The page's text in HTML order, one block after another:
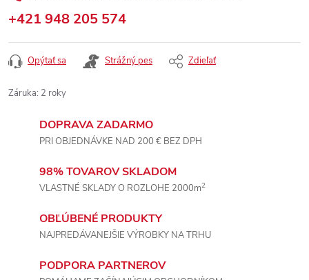
+421 948 205 574
Opýtať sa Strážný pes Zdieľať
Záruka: 2 roky
DOPRAVA ZADARMO
PRI OBJEDNÁVKE NAD 200 € BEZ DPH
98% TOVAROV SKLADOM
VLASTNÉ SKLADY O ROZLOHE 2000m2
OBĽÚBENÉ PRODUKTY
NAJPREDÁVANEJŠIE VÝROBKY NA TRHU
PODPORA PARTNEROV